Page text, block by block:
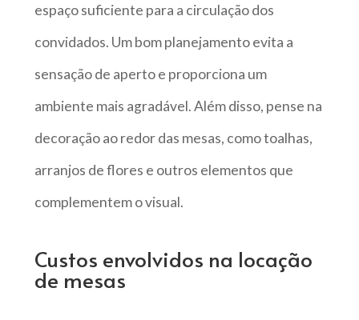
espaço suficiente para a circulação dos
convidados. Um bom planejamento evita a
sensação de aperto e proporciona um
ambiente mais agradável. Além disso, pense na
decoração ao redor das mesas, como toalhas,
arranjos de flores e outros elementos que
complementem o visual.
Custos envolvidos na locação
de mesas